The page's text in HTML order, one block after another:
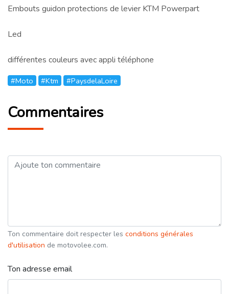
Embouts guidon protections de levier KTM Powerpart
Led
différentes couleurs avec appli téléphone
#Moto #Ktm #PaysdelaLoire
Commentaires
Ton commentaire doit respecter les conditions générales
d'utilisation de motovolee.com.
Ton adresse email